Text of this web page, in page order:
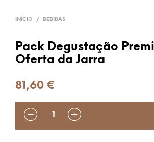
INÍCIO / BEBIDAS
Pack Degustação
Oferta da Jarra
81,60 €
QUANTIDADE